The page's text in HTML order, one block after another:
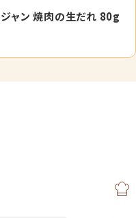
ジャン 焼肉の生だれ 80g